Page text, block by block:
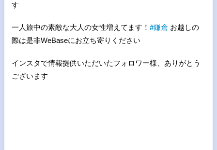
す
一人旅中の素敵な大人の女性増えてます！ #鎌倉 お越しの
際は是非WeBaseにお立ち寄りください
インスタで情報提供いただいたフォロワー様、ありがとう
ございます